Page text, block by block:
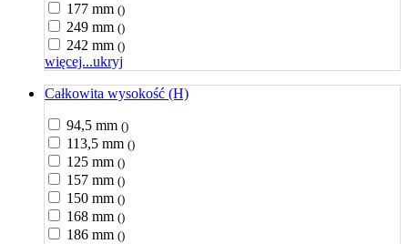
177 mm ()
249 mm ()
242 mm ()
więcej...ukryj
Całkowita wysokość (H)
94,5 mm ()
113,5 mm ()
125 mm ()
157 mm ()
150 mm ()
168 mm ()
186 mm ()